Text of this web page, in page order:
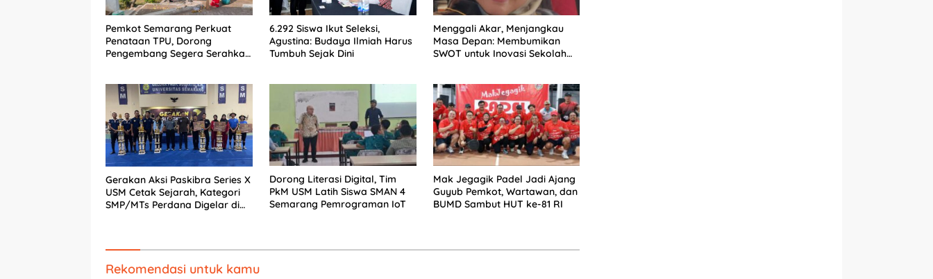
Pemkot Semarang Perkuat
Penataan TPU, Dorong
Pengembang Segera Serahkan
6.292 Siswa Ikut Seleksi,
Agustina: Budaya Ilmiah Harus
Tumbuh Sejak Dini
Menggali Akar, Menjangkau
Masa Depan: Membumikan
SWOT untuk Inovasi Sekolah
Gerakan Aksi Paskibra Series X
USM Cetak Sejarah, Kategori
SMP/MTs Perdana Digelar di
Dorong Literasi Digital, Tim
PkM USM Latih Siswa SMAN 4
Semarang Pemrograman IoT
Mak Jegagik Padel Jadi Ajang
Guyub Pemkot, Wartawan, dan
BUMD Sambut HUT ke-81 RI
Rekomendasi untuk kamu